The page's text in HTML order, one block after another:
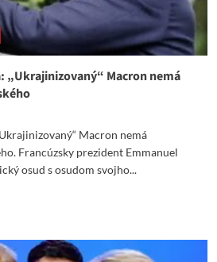
„Ukrajinizovaný“ Macron nemá
Macron nemá
Francúzsky prezident Emmanuel
osud s osudom svojho...